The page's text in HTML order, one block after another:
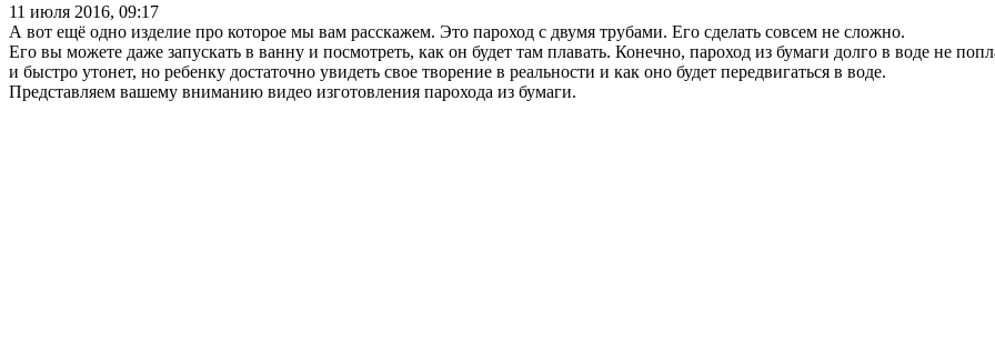
11 июля 2016, 09:17
А вот ещё одно изделие про которое мы вам расскажем. Это пароход с двумя трубами. Его сделать совсем не сложно.
Его вы можете даже запускать в ванну и посмотреть, как он будет там плавать. Конечно, пароход из бумаги долго в воде не
и быстро утонет, но ребенку достаточно увидеть свое творение в реальности и как оно будет передвигаться в воде.
Представляем вашему вниманию видео изготовления парохода из бумаги.